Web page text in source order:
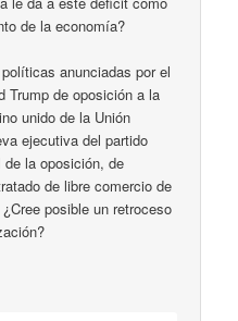
de la economía?
anunciadas por el
Trump de oposición a la
unido de la Unión
ejecutiva del partido
la oposición, de
de libre comercio de
posible un retroceso